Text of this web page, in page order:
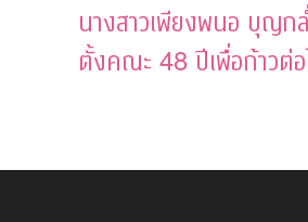
นางสาวเพียงพนอ บุญก
ตั้งคณะ 48 ปีเพื่อก้าวต่อ